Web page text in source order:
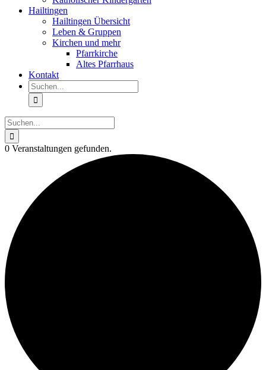
Hailtingen
Hailtingen Übersicht
Leben & Gruppen
Kirchen und mehr
Pfarrkirche
Altes Pfarrhaus
Kontakt
Suche
nach:
Suche
nach:
0 Veranstaltungen gefunden.